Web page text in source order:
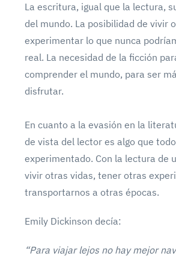
La escritura, igual que la lectura,
del mundo. La posibilidad de vivir
experimentar lo que nunca
real. La necesidad de la ficción
comprender el mundo, para ser
disfrutar.
En cuanto a la evasión en la
de vista del lector es algo que
experimentado. Con la lectura de
vivir otras vidas, tener otras
transportarnos a otras épocas.
Emily Dickinson decía:
“Para viajar lejos no hay mejor